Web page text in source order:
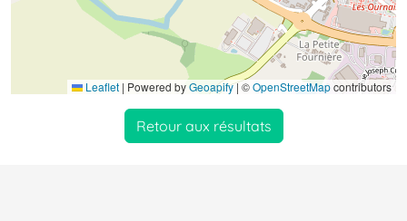
Leaflet | Powered byGeoapify| ©OpenStreetMapcontributors
Retour aux résultats